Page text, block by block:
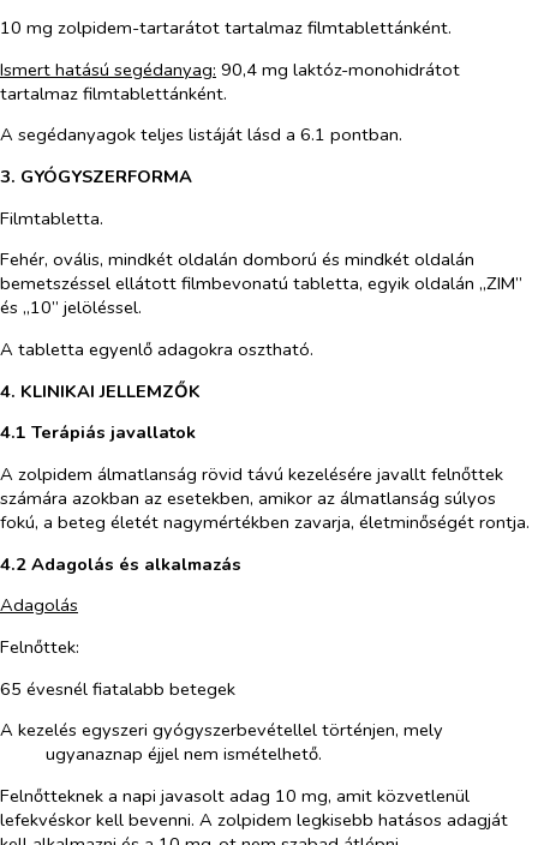
10 mg zolpidem-tartarátot tartalmaz filmtablettánként.
Ismert hatású segédanyag: 90,4 mg laktóz-monohidrátot
tartalmaz filmtablettánként.
A segédanyagok teljes listáját lásd a 6.1 pontban.
3. GYÓGYSZERFORMA
Filmtabletta.
Fehér, ovális, mindkét oldalán domború és mindkét oldalán
bemetszéssel ellátott filmbevonatú tabletta, egyik oldalán „ZIM”
és „10” jelöléssel.
A tabletta egyenlő adagokra osztható.
4. KLINIKAI JELLEMZŐK
4.1 Terápiás javallatok
A zolpidem álmatlanság rövid távú kezelésére javallt felnőttek
számára azokban az esetekben, amikor az álmatlanság súlyos
fokú, a beteg életét nagymértékben zavarja, életminőségét rontja.
4.2 Adagolás és alkalmazás
Adagolás
Felnőttek:
65 évesnél fiatalabb betegek
A kezelés egyszeri gyógyszerbevétellel történjen, mely
ugyanaznap éjjel nem ismételhető.
Felnőtteknek a napi javasolt adag 10 mg, amit közvetlenül
lefekvéskor kell bevenni. A zolpidem legkisebb hatásos adagját